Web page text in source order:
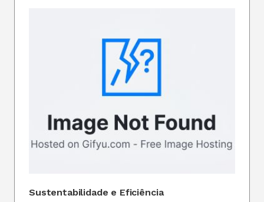
Sustentabilidade e Eficiência